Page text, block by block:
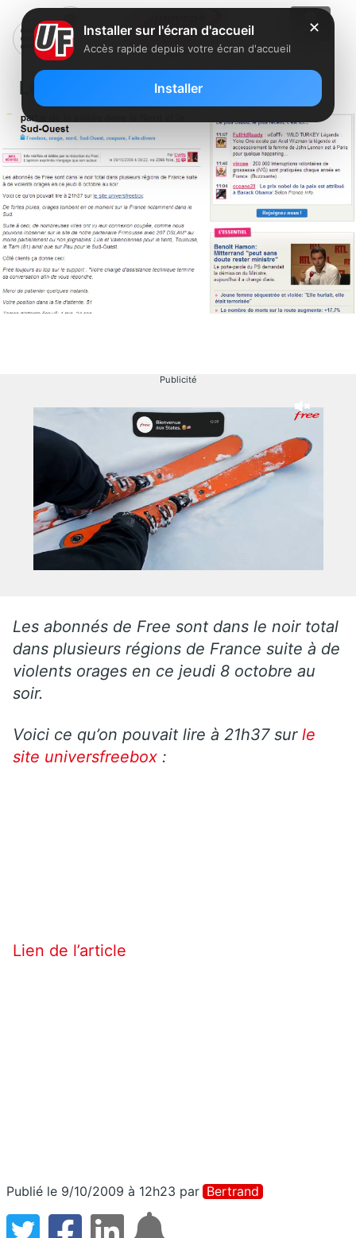
Le Post
Publicité
Les abonnés de Free sont dans le noir total
dans plusieurs régions de France suite à de
violents orages en ce jeudi 8 octobre au
soir.
Voici ce qu’on pouvait lire à 21h37 sur le
site universfreebox :
Lien de l’article
Publié le 9/10/2009 à 12h23 par Bertrand
✕
Installer sur l'écran d'accueil
Accès rapide depuis votre écran d'accueil
Installer